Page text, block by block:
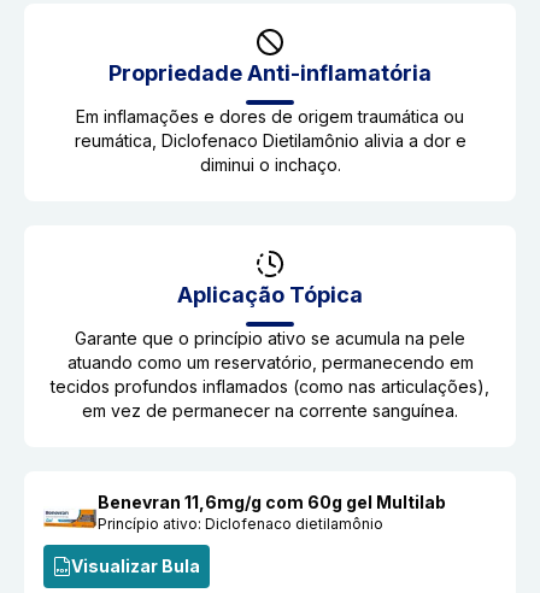
Propriedade Anti-inflamatória
Em inflamações e dores de origem traumática ou
reumática, Diclofenaco Dietilamônio alivia a dor e
diminui o inchaço.
Aplicação Tópica
Garante que o princípio ativo se acumula na pele
atuando como um reservatório, permanecendo em
tecidos profundos inflamados (como nas articulações),
em vez de permanecer na corrente sanguínea.
Benevran 11,6mg/g com 60g gel Multilab
Princípio ativo: Diclofenaco dietilamônio
Visualizar Bula